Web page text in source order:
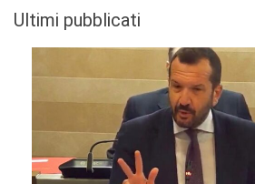
Ultimi pubblicati